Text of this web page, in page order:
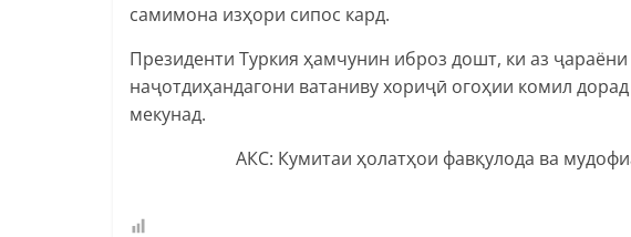
самимона изҳори сипос кард.
Президенти Туркия ҳамчунин иброз дошт, ки аз
наҷотдиҳандагони ватаниву хориҷӣ огоҳии комил
мекунад.
АКС: Кумитаи ҳолатҳои фавқулода ва